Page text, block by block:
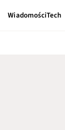
WiadomościTech